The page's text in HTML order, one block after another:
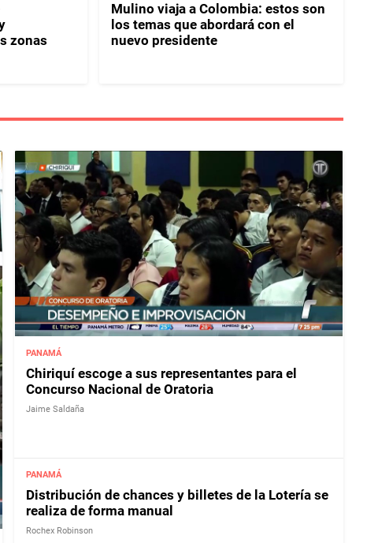
zonas
Mulino viaja a Colombia: estos son
los temas que abordará con el
nuevo presidente
PANAMÁ
Chiriquí escoge a sus representantes para el
Concurso Nacional de Oratoria
Jaime Saldaña
PANAMÁ
Distribución de chances y billetes de la Lotería se
realiza de forma manual
Rochex Robinson